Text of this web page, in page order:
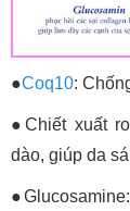
●Coq10:
●Chiết xuất
dào, giúp da